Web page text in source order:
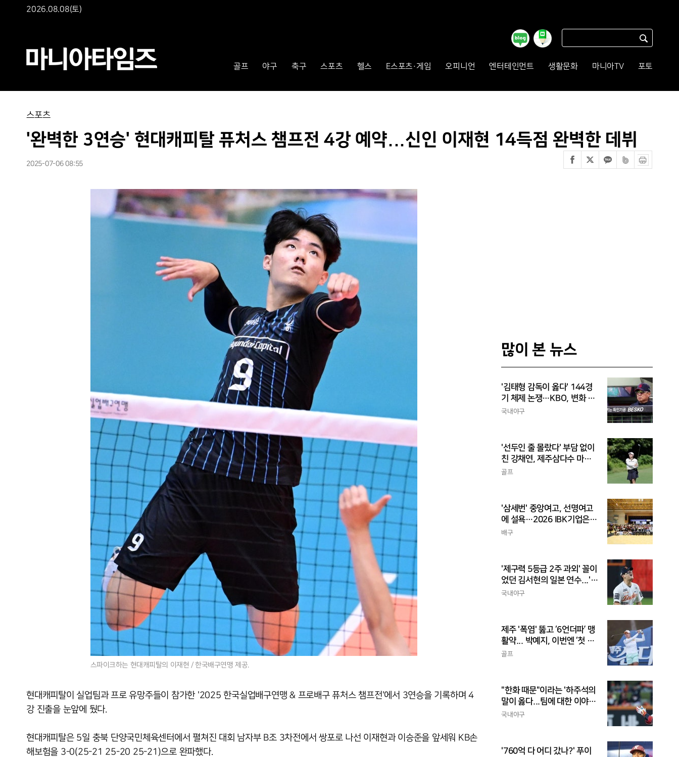
2026.08.08(토)
골프 야구 축구 스포츠 헬스 E스포츠·게임 오피니언 엔터테인먼트 생활문화 마니아TV 포토
스포츠
'완벽한 3연승' 현대캐피탈 퓨처스 챔프전 4강 예약...신인 이재현 14득점 완벽한 데뷔
2025-07-06 08:55
스파이크하는 현대캐피탈의 이재현 / 한국배구연맹 제공.
현대캐피탈이 실업팀과 프로 유망주들이 참가한 '2025 한국실업배구연맹 & 프로배구 퓨처스 챔프전'에서 3연승을 기록하며 4
강 진출을 눈앞에 뒀다.
현대캐피탈은 5일 충북 단양국민체육센터에서 펼쳐진 대회 남자부 B조 3차전에서 쌍포로 나선 이재현과 이승준을 앞세워 KB손
해보험을 3-0(25-21 25-20 25-21)으로 완파했다.
많이 본 뉴스
'김태형 감독이 옳다' 144경
기 체제 논쟁…KBO, 변화 고
민해야, 환경에 맞는 경기 수
국내야구
'선두인 줄 몰랐다' 부담 없이
친 강채연, 제주삼다수 마스
터스 2R 단독 선두
골프
'삼세번' 중앙여고, 선명여고
에 설욕…2026 IBK기업은행
배 전국중고배구대회 우승
배구
'제구력 5등급 2주 과외' 꼴이
었던 김서현의 일본 연수...'종
합검진표'에 불과
국내야구
제주 '폭염' 뚫고 ‘6언더파’ 맹
활약... 박예지, 이번엔 ‘첫 우
승’ 가나
골프
"한화 때문"이라는 '하주석의
말이 옳다...팀에 대한 이야
기, 끝까지 안 하는 게 도리
국내야구
'760억 다 어디 갔나?' 푸이